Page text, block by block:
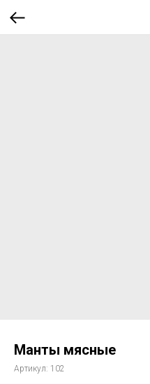
Манты мясные
Артикул: 102